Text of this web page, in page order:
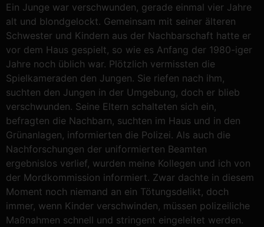
Ein Junge war verschwunden, gerade einmal vier Jahre
alt und blondgelockt. Gemeinsam mit seiner älteren
Schwester und Kindern aus der Nachbarschaft hatte er
vor dem Haus gespielt, so wie es Anfang der 1980-iger
Jahre noch üblich war. Plötzlich vermissten die
Spielkameraden den Jungen. Sie riefen nach ihm,
suchten den Jungen in der Umgebung, doch er blieb
verschwunden. Seine Eltern schalteten sich ein,
befragten die Nachbarn, suchten im Haus und in den
Grünanlagen, informierten die Polizei. Als auch die
Nachforschungen der uniformierten Beamten
ergebnislos verlief, wurden meine Kollegen und ich von
der Mordkommission informiert. Zwar dachte in diesem
Moment noch niemand an ein Tötungsdelikt, doch
immer, wenn Kinder verschwinden, müssen polizeiliche
Maßnahmen schnell und stringent eingeleitet werden.